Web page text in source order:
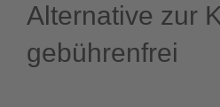
Alternative zur
gebührenfrei